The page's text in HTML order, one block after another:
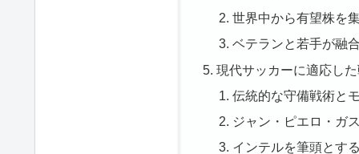
世界中から有望株を
ベテランと若手が融
現代サッカーに適応し
伝統的な守備戦術と
ジャン・ピエロ・ガ
インテルを筆頭とす